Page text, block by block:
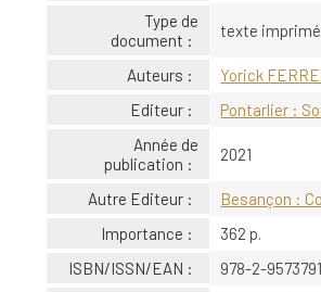
Type de
document :
texte imprimé
Auteurs : Yorick
Editeur :
Pontarlier :
Année de
publication :
2021
Autre Editeur :
Besançon :
Importance :
362 p.
ISBN/ISSN/EAN :
978-2-